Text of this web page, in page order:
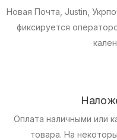
Новая Почта, Justin,
фиксируется
Оплата наличными или
товара. На